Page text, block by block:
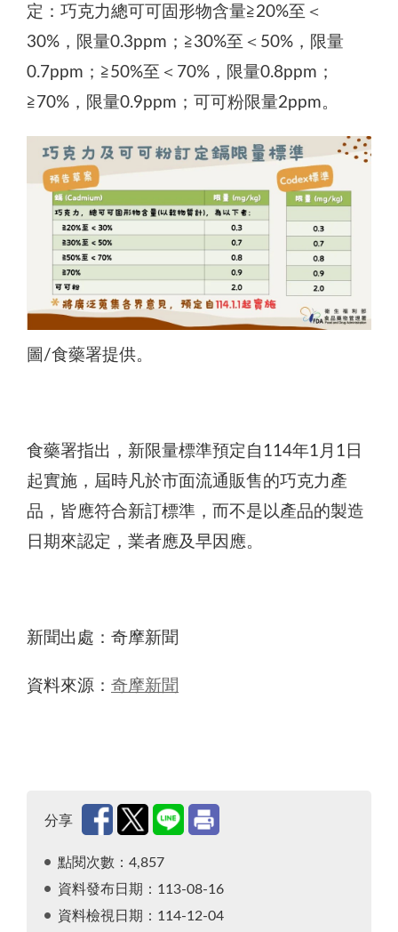
定：巧克力總可可固形物含量≧20%至＜
30%，限量0.3ppm；≧30%至＜50%，限量
0.7ppm；≧50%至＜70%，限量0.8ppm；
≧70%，限量0.9ppm；可可粉限量2ppm。
圖/食藥署提供。
可可固形物50%至70%：0.8 mg/kg
可可固形物≥70%：0.9 mg/kg
食藥署指出，新限量標準預定自114年1月1日
起實施，屆時凡於市面流通販售的巧克力產
品，皆應符合新訂標準，而不是以產品的製造
日期來認定，業者應及早因應。
新聞出處：奇摩新聞
資料來源： 奇摩新聞
分享
點閱次數：4,857
資料發布日期：113-08-16
資料檢視日期：114-12-04